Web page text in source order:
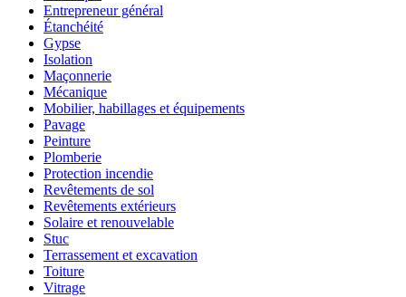
Entrepreneur général
Étanchéité
Gypse
Isolation
Maçonnerie
Mécanique
Mobilier, habillages et équipements
Pavage
Peinture
Plomberie
Protection incendie
Revêtements de sol
Revêtements extérieurs
Solaire et renouvelable
Stuc
Terrassement et excavation
Toiture
Vitrage